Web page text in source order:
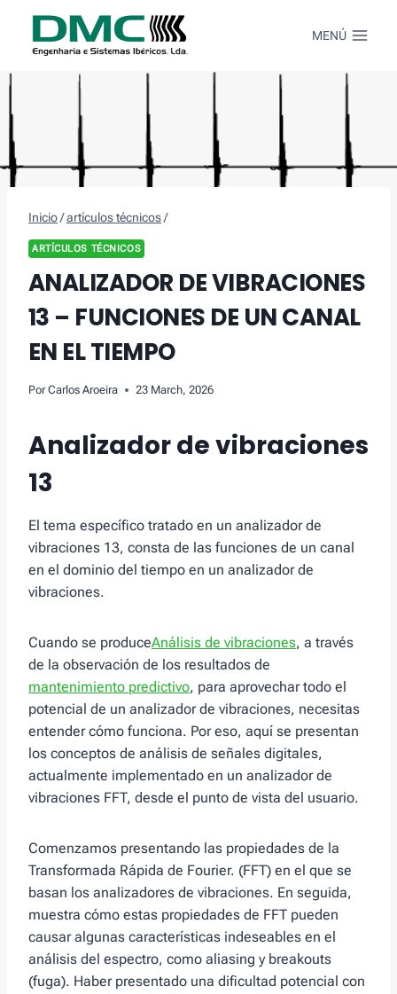
Contenido
MENÚ
Inicio/artículos técnicos/
ARTÍCULOS TÉCNICOS
ANALIZADOR DE VIBRACIONES
13 – FUNCIONES DE UN CANAL
EN EL TIEMPO
Por Carlos Aroeira 23 March, 2026
Analizador de vibraciones
13
El tema específico tratado en un analizador de
vibraciones 13, consta de las funciones de un canal
en el dominio del tiempo en un analizador de
vibraciones.
Cuando se produceAnálisis de vibraciones, a través
de la observación de los resultados de
mantenimiento predictivo, para aprovechar todo el
potencial de un analizador de vibraciones, necesitas
entender cómo funciona. Por eso, aquí se presentan
los conceptos de análisis de señales digitales,
actualmente implementado en un analizador de
vibraciones FFT, desde el punto de vista del usuario.
Comenzamos presentando las propiedades de la
Transformada Rápida de Fourier. (FFT) en el que se
basan los analizadores de vibraciones. En seguida,
muestra cómo estas propiedades de FFT pueden
causar algunas características indeseables en el
análisis del espectro, como aliasing y breakouts
(fuga). Haber presentado una dificultad potencial con